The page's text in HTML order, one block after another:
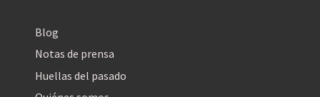
Blog
Notas de prensa
Huellas del pasado